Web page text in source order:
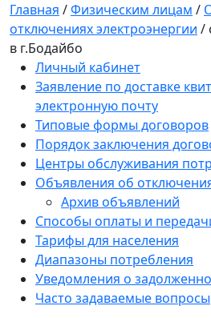
Главная /Физическим лицам /
отключениях электроэнергии /
в г.Бодайбо
Личный кабинет
Заявление по доставке
электронную почту
Типовые формы договоров
Порядок заключения
Центры обслуживания
Объявления об
Архив объявлений
Способы оплаты и
Тарифы для населения
Диапазоны потребления
Уведомления о
Часто задаваемые вопросы